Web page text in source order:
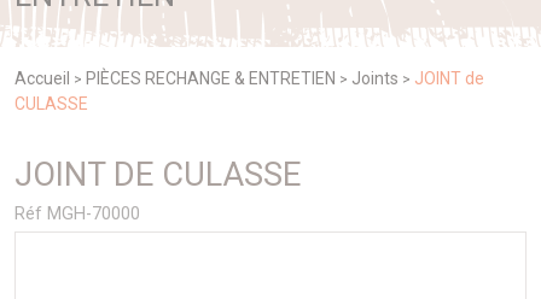
Accueil > PIÈCES RECHANGE & ENTRETIEN > Joints > JOINT de
CULASSE
JOINT DE CULASSE
Réf MGH-70000